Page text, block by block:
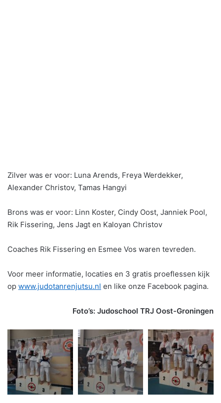
Zilver was er voor: Luna Arends, Freya Werdekker,
Alexander Christov, Tamas Hangyi
Brons was er voor: Linn Koster, Cindy Oost, Janniek Pool,
Rik Fissering, Jens Jagt en Kaloyan Christov
Coaches Rik Fissering en Esmee Vos waren tevreden.
Voor meer informatie, locaties en 3 gratis proeflessen kijk
op www.judotanrenjutsu.nl en like onze Facebook pagina.
Foto’s: Judoschool TRJ Oost-Groningen